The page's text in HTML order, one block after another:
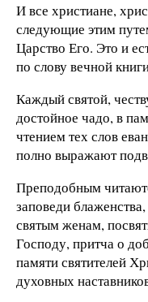
И все христиане,
следующие этим
Царство Его. Это и
по слову вечной
Каждый святой,
достойное чадо, в
чтением тех слов
полно выражают
Преподобным
заповеди
святым женам,
Господу, притча о
памяти святителей
духовных